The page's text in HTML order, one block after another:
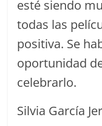
esté siendo
todas las
positiva. Se
oportunidad
celebrarlo.
Silvia García